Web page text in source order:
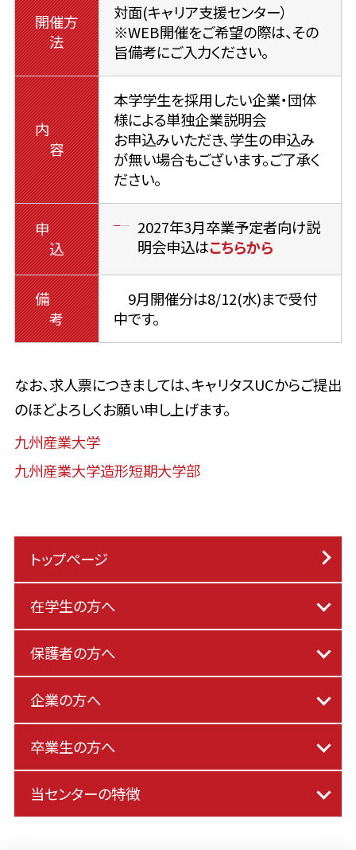
開催方
法
対面(キャリア支援センター）
※WEB開催をご希望の際は、その
旨備考にご入力ください。
内
容
本学学生を採用したい企業・団体
様による単独企業説明会
お申込みいただき、学生の申込み
が無い場合もございます。ご了承く
ださい。
申
込
2027年3月卒業予定者向け説
明会申込はこちらから
備
考
9月開催分は8/12(水)まで受付
中です。
なお、求人票につきましては、キャリタスUCからご提出
のほどよろしくお願い申し上げます。
九州産業大学
九州産業大学造形短期大学部
トップページ
在学生の方へ
保護者の方へ
企業の方へ
卒業生の方へ
当センターの特徴